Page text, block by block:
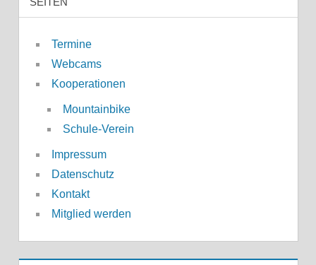
Termine
Webcams
Kooperationen
Mountainbike
Schule-Verein
Impressum
Datenschutz
Kontakt
Mitglied werden